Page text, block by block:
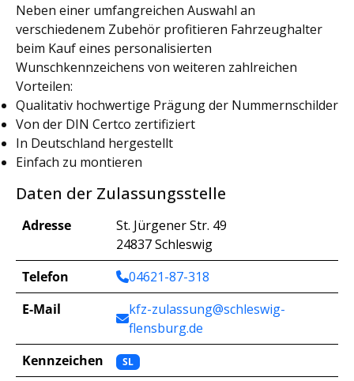
Neben einer umfangreichen Auswahl an
verschiedenem Zubehör profitieren Fahrzeughalter
beim Kauf eines personalisierten
Wunschkennzeichens von weiteren zahlreichen
Vorteilen:
Qualitativ hochwertige Prägung der Nummernschilder
Von der DIN Certco zertifiziert
In Deutschland hergestellt
Einfach zu montieren
Daten der Zulassungsstelle
Adresse
St. Jürgener Str. 49
24837 Schleswig
Telefon
04621-87-318
E-Mail
kfz-zulassung@schleswig-
flensburg.de
Kennzeichen
SL